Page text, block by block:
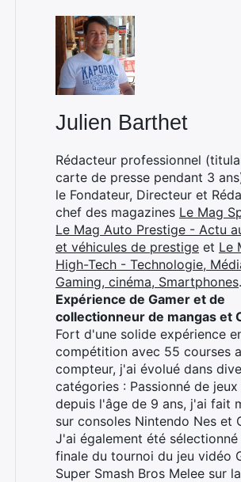
Julien Barthet
Rédacteur professionnel
carte de presse pendant 3
le Fondateur, Directeur et
chef des magazines Le Mag
Le Mag Auto Prestige - Actu
et véhicules de prestige et Le
High-Tech - Technologie,
Gaming, cinéma, Smartphones.
Expérience de Gamer et de
collectionneur de mangas et
Fort d'une solide expérience
compétition avec 55 courses
compteur, j'ai évolué dans
catégories : Passionné de
depuis l'âge de 9 ans, j'ai fait
sur consoles Nintendo Nes et
J'ai également été
finale du tournoi du jeu vidéo
Super Smash Bros Melee sur
Rechercher